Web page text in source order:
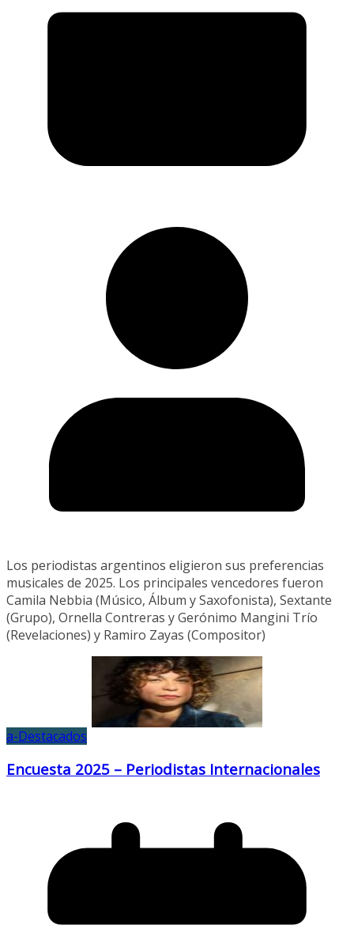
Los periodistas argentinos eligieron sus preferencias
musicales de 2025. Los principales vencedores fueron
Camila Nebbia (Músico, Álbum y Saxofonista), Sextante
(Grupo), Ornella Contreras y Gerónimo Mangini Trío
(Revelaciones) y Ramiro Zayas (Compositor)
a-Destacados
Encuesta 2025 – Periodistas Internacionales